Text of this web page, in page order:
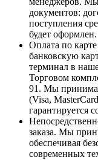
документов:
поступления
будет оформлен.
Оплата по
банковскую
терминал в
Торговом
91. Мы
(Visa,
гарантируется
заказа. Мы
обеспечивая
современных